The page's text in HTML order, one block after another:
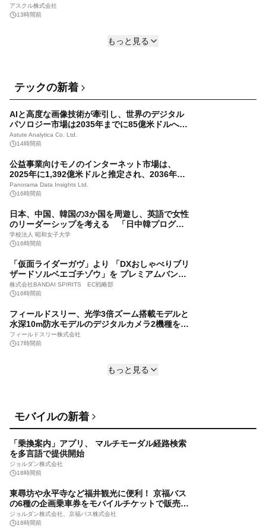
「福岡 夏の魅力発見キャンペーン」開催！抽選
で「野球観戦チケット」や「博多和牛ロースス
ト～ＪＡタウン「博多うまかショップ」で８月
アスクル株式会社
13時間前
デル 『GM-120シリーズ』を発売
2026年9月期 第3四半期決算のお知らせ
予約制で専門家にじっくり個別相談できる 無料
イベント「Kite Meete」を東京・大崎で開催
株式会社松井製作所
累計2,000名超、開催2周年の不動産交流会 業界
約150名が渋谷に集結
株式会社あどばる
クローズドループ型神経刺激市場、イノベーシ
ョンと患者中心の治療法に牽引され2035年まで
に60億米ドルへ急拡大の見通し
Astute Analytica Co. Ltd.
lmessage、1対1チャット履歴のCSVダウンロー
ド機能を追加
株式会社ミショナ
Mine Resistant Ambush Protected Vehicle
Market （対地雷・待ち伏せ攻撃対策車両市場）
傾向、需要、成長分析、および2026－2035年の
SDKI Inc.
もっと見る
テックの新着
AIと高度な画像技術が牽引し、世界のデジタル
パソロジー市場は2035年までに85億米ドルへと
急拡大する見通し
Astute Analytica Co. Ltd.
14時間前
公益事業向けモノのインターネット市場は、
2025年に1,392億米ドルと推定され、2036年ま
でに6,387億米ドルに達すると予測されており、
予測期間（2026年～2036年）
Panorama Data Insights Ltd.
16時間前
日本、中国、韓国の3か国を周遊し、英語で女性
のリーダーシップを考える 「日中韓プログラ
ム」昭和女子大学で開催
学校法人 昭和女子大学
16時間前
「仮面ライダーガヴ」より 「DXおしゃべりブリ
ザードソルベエゴチゾウ」を プレミアムバンダ
イで予約受付開始
株式会社BANDAI SPIRITS EC戦略部
16時間前
フィールドスリー、光学3倍ズーム搭載モデルと
水深10m防水モデルのデジタルカメラ2機種を8
月7日発売 有効約1300万画素、用途別に選べ
るコンデジ新登場
フィールドスリー株式会社
17時間前
体給付サービスを提供開始 ～EYE-Portal(R)に
創業56年の食品卸が初の直販へ 厳選おつまみ
の新ブランド「ええもん家」が楽天市場にオー
17時間前
【多忙な先生方の「学び」をアップデート】 す
き間時間で学べる『学習評価講座』全7回がつい
17時間前
いえらぶパートナーズ、Dwilarと協業し「越境
与信」を家賃保証審査に試験導入
もっと見る
モバイルの新着
「乗換案内」アプリ、 マルチモーダル経路検索
を多言語で提供開始
ジョルダン株式会社
18時間前
東尋坊や永平寺など福井観光に便利！ 京福バス
の6種の企画乗車券をモバイルチケットで販売開
始
ジョルダン株式会社、京福バス株式会社
18時間前